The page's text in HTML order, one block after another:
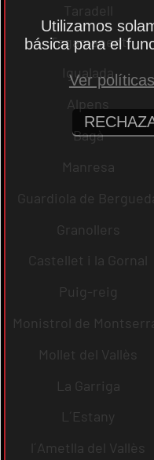
Taradell
Tagamanent
Igualada
Alpens
Bagà
Manresa
Guardiola de
Granollers
Castellet i la Gornal
Puig-reig
Monistrol de
Mollet del Vallès
La Garriga
L´Estany
l´Ametlla del Vallès
Utilizamos
básica para el
Ver